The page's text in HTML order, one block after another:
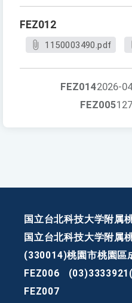
FEZ012
1150003490.pdf
FEZ0142026-
FEZ005127
国立台北科技大学附属
国立台北科技大学附属
(330014)桃園市桃園區
FEZ006
FEZ007